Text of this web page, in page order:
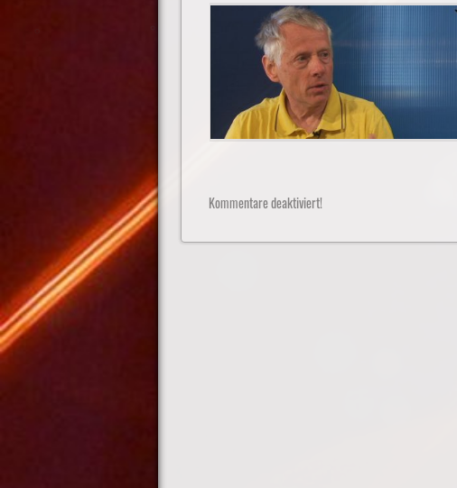
Kommentare deaktiviert!